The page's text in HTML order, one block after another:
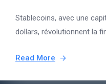
Stablecoins, avec une
dollars, révolutionnent la
Read More